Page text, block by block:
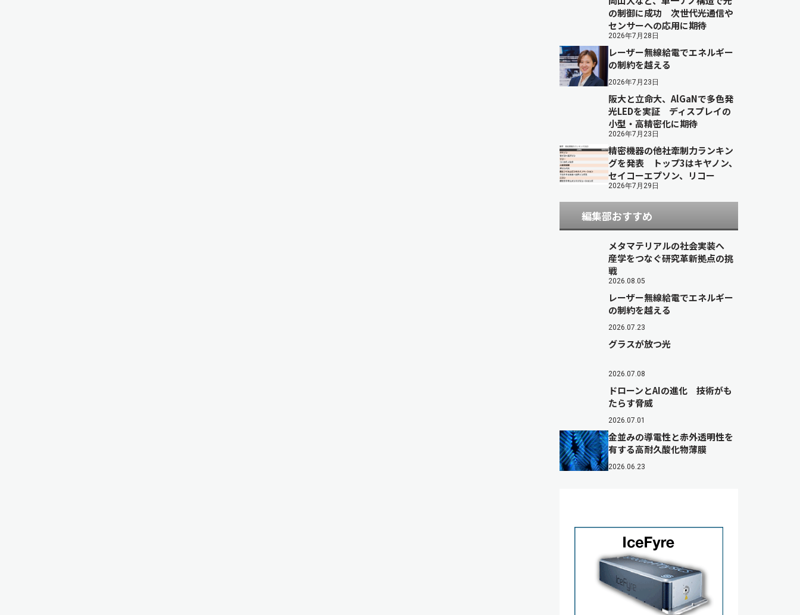
の制御に成功 次世代光通信や
センサーへの応用に期待
2026年7月28日
レーザー無線給電でエネルギー
の制約を越える
2026年7月23日
阪大と立命大、AlGaNで多色発
光LEDを実証 ディスプレイの
小型・高精密化に期待
2026年7月23日
精密機器の他社牽制力ランキン
グを発表 トップ3はキヤノン、
セイコーエプソン、リコー
2026年7月29日
編集部おすすめ
メタマテリアルの社会実装へ
産学をつなぐ研究革新拠点の挑
戦
2026.08.05
レーザー無線給電でエネルギー
の制約を越える
2026.07.23
グラスが放つ光
2026.07.08
ドローンとAIの進化 技術がも
たらす脅威
2026.07.01
金並みの導電性と赤外透明性を
有する高耐久酸化物薄膜
2026.06.23